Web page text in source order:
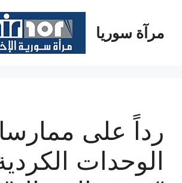
المحتوىمرآة سوريا
رداً على
الوحدات